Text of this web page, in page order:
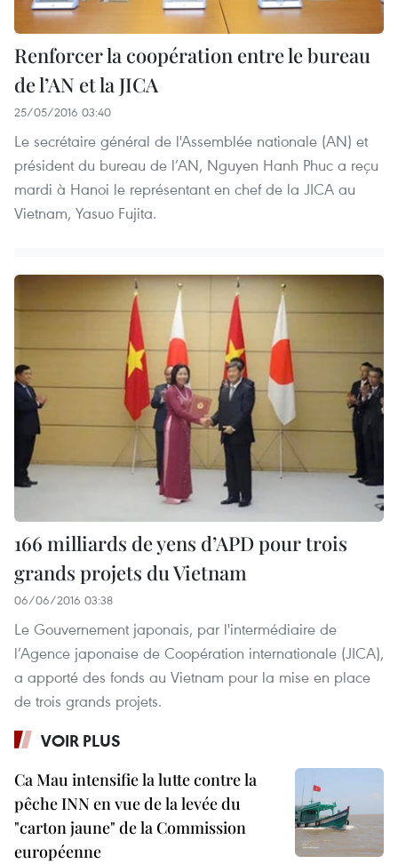
Renforcer la coopération entre le bureau
de l’AN et la JICA
25/05/2016 03:40
Le secrétaire général de l'Assemblée nationale (AN) et
président du bureau de l’AN, Nguyen Hanh Phuc a reçu
mardi à Hanoi le représentant en chef de la JICA au
Vietnam, Yasuo Fujita.
166 milliards de yens d’APD pour trois
grands projets du Vietnam
06/06/2016 03:38
Le Gouvernement japonais, par l'intermédiaire de
l’Agence japonaise de Coopération internationale (JICA),
a apporté des fonds au Vietnam pour la mise en place
de trois grands projets.
VOIR PLUS
Ca Mau intensifie la lutte contre la
pêche INN en vue de la levée du
"carton jaune" de la Commission
européenne